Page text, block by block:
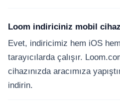
Loom indiriciniz mobil
Evet, indiricimiz hem iOS
tarayıcılarda çalışır.
cihazınızda aracımıza
indirin.